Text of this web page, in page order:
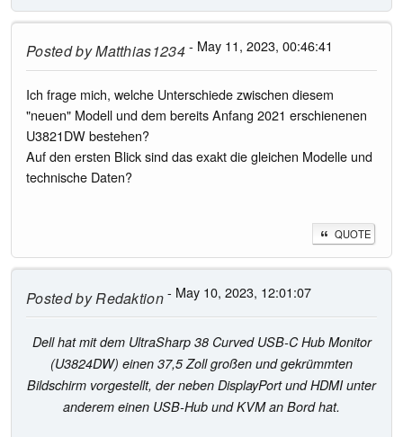
Posted byMatthias1234- May 11, 2023, 00:46:41
Ich frage mich, welche Unterschiede zwischen diesem
"neuen" Modell und dem bereits Anfang 2021 erschienenen
U3821DW bestehen?
Auf den ersten Blick sind das exakt die gleichen Modelle und
technische Daten?
QUOTE
Posted byRedaktion- May 10, 2023, 12:01:07
Dell hat mit dem UltraSharp 38 Curved USB-C Hub Monitor
(U3824DW) einen 37,5 Zoll großen und gekrümmten
Bildschirm vorgestellt, der neben DisplayPort und HDMI unter
anderem einen USB-Hub und KVM an Bord hat.